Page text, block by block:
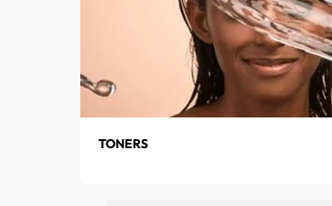
TONERS